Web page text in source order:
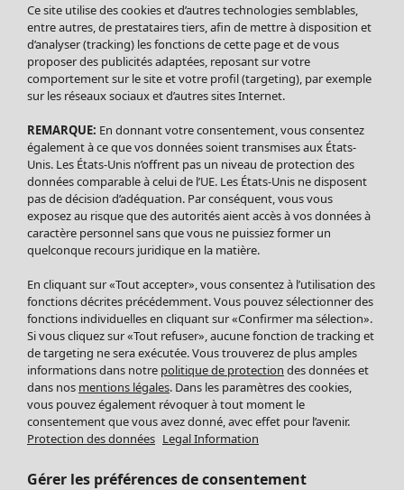
Soldes Vêtements
Tous les vêtements
Robes
Tuniques
Blouses
Tops
Gilets
Pantalon
Jupes
Leggings et collants
Accessoires
Chaussures
Vêtements de bain
Basics
Soldes Mobilier
Bonnes affaires déco
Décoration
Textiles
Tapis
Éponge
Ce site utilise des cookies et d’autres technologies semblables,
entre autres, de prestataires tiers, afin de mettre à disposition et
d’analyser (tracking) les fonctions de cette page et de vous
proposer des publicités adaptées, reposant sur votre
comportement sur le site et votre profil (targeting), par exemple
sur les réseaux sociaux et d’autres sites Internet.
REMARQUE: En donnant votre consentement, vous consentez
également à ce que vos données soient transmises aux États-
Unis. Les États-Unis n’offrent pas un niveau de protection des
données comparable à celui de l’UE. Les États-Unis ne disposent
pas de décision d’adéquation. Par conséquent, vous vous
exposez au risque que des autorités aient accès à vos données à
caractère personnel sans que vous ne puissiez former un
quelconque recours juridique en la matière.
En cliquant sur «Tout accepter», vous consentez à l’utilisation des
fonctions décrites précédemment. Vous pouvez sélectionner des
fonctions individuelles en cliquant sur «Confirmer ma sélection».
Si vous cliquez sur «Tout refuser», aucune fonction de tracking et
de targeting ne sera exécutée. Vous trouverez de plus amples
informations dans notre politique de protection des données et
dans nos mentions légales. Dans les paramètres des cookies,
vous pouvez également révoquer à tout moment le
consentement que vous avez donné, avec effet pour l’avenir.
Protection des données Legal Information
Gérer les préférences de consentement